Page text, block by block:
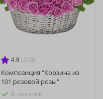
4.9 (200)
Композиция "Корзина из
101 розовой розы"
В наличии